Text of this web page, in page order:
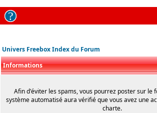
Univers Freebox Index du Forum
Informations
Afin d'éviter les spams, vous pourrez poster sur le
système automatisé aura vérifié que vous avez une
charte.